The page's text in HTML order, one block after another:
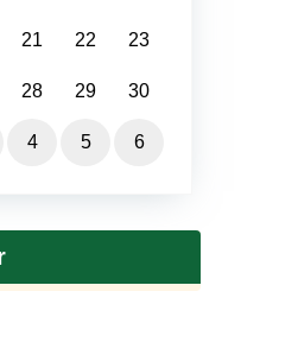
21 22 23
28 29 30
4 5 6